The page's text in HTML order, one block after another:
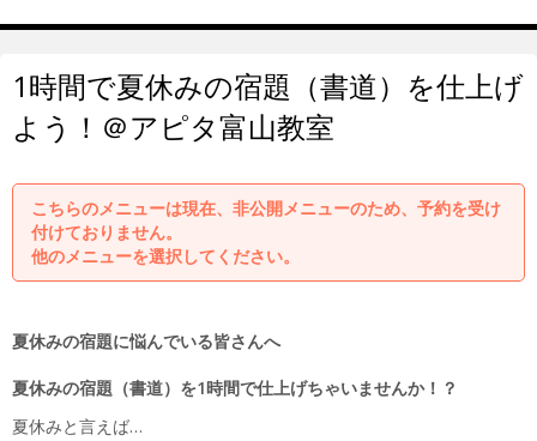
1時間で夏休みの宿題（書道）を仕上げ
よう！＠アピタ富山教室
こちらのメニューは現在、非公開メニューのため、予約を受け
付けておりません。
他のメニューを選択してください。
夏休みの宿題に悩んでいる皆さんへ
夏休みの宿題（書道）を1時間で仕上げちゃいませんか！？
夏休みと言えば…